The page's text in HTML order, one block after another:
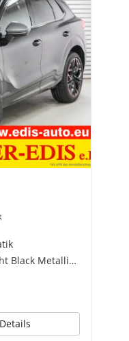
Midnight Black Metallic (0E)
Details